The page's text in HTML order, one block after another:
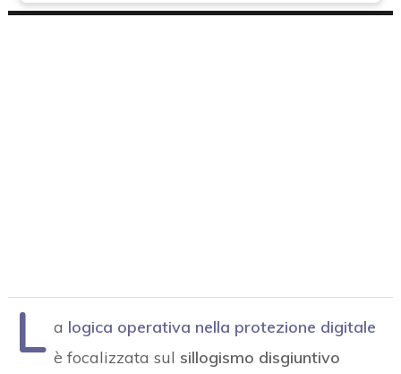
L a logica operativa nella protezione digitale
è focalizzata sul sillogismo disgiuntivo